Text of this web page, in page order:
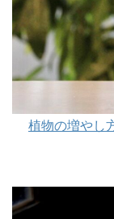
植物の増やし